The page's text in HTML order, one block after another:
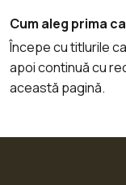
Cum aleg prima
Începe cu titlurile
apoi continuă cu
această pagină.